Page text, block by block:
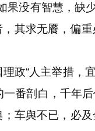
没有智慧，缺
其求无餍，偏
政“人主举措，
番剖白，千年
车舆不已，必及